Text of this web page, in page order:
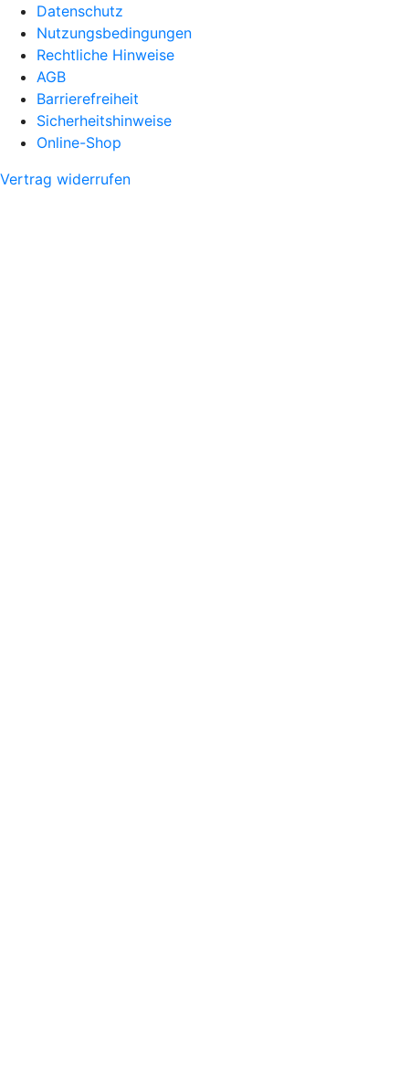
Datenschutz
Nutzungsbedingungen
Rechtliche Hinweise
AGB
Barrierefreiheit
Sicherheitshinweise
Online-Shop
Vertrag widerrufen